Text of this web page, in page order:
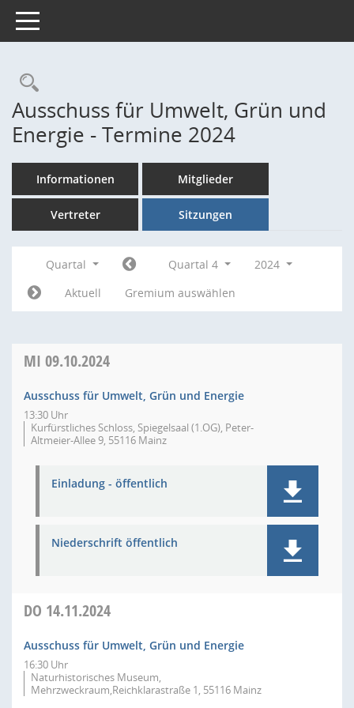
Toggle navigation
Rechercheauswahl
Ausschuss für Umwelt, Grün und
Energie - Termine 2024
Informationen Mitglieder
Vertreter Sitzungen
Quartal Quartal 4
2024
Aktuell
Gremium auswählen
MI 09.10.2024
Ausschuss für Umwelt, Grün und Energie
13:30 Uhr
Kurfürstliches Schloss, Spiegelsaal (1.OG), Peter-
Altmeier-Allee 9, 55116 Mainz
Einladung - öffentlich
Niederschrift öffentlich
DO 14.11.2024
Ausschuss für Umwelt, Grün und Energie
16:30 Uhr
Naturhistorisches Museum,
Mehrzweckraum,Reichklarastraße 1, 55116 Mainz